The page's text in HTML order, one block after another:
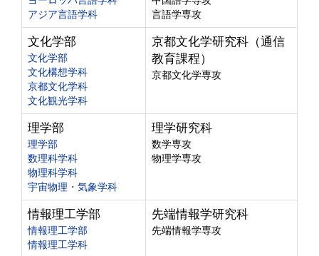
アジア言語学科
言語学専攻
文化学部
文化学部
文化構想学科
京都文化学科
文化観光学科
京都文化学研究科（通信
教育課程）
京都文化学専攻
理学部
理学部
数理科学科
物理科学科
宇宙物理・気象学科
理学研究科
数学専攻
物理学専攻
情報理工学部
情報理工学部
情報理工学科
先端情報学研究科
先端情報学専攻